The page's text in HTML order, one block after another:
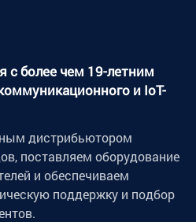
с более чем 19-летним
и IoT-
дистрибьютором
поставляем оборудование
и обеспечиваем
поддержку и подбор